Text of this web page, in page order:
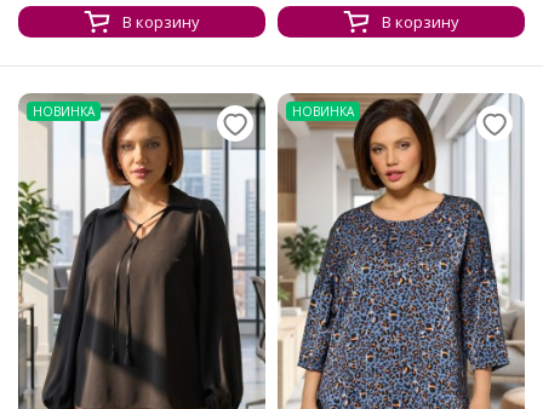
В корзину
В корзину
НОВИНКА НОВИНКА